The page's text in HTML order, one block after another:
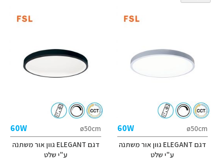
ø50cm
60W
דגם ELEGANT גוון אור משתנה
ע"י שלט
ø50cm
60W
דגם ELEGANT גוון אור משתנה
ע"י שלט